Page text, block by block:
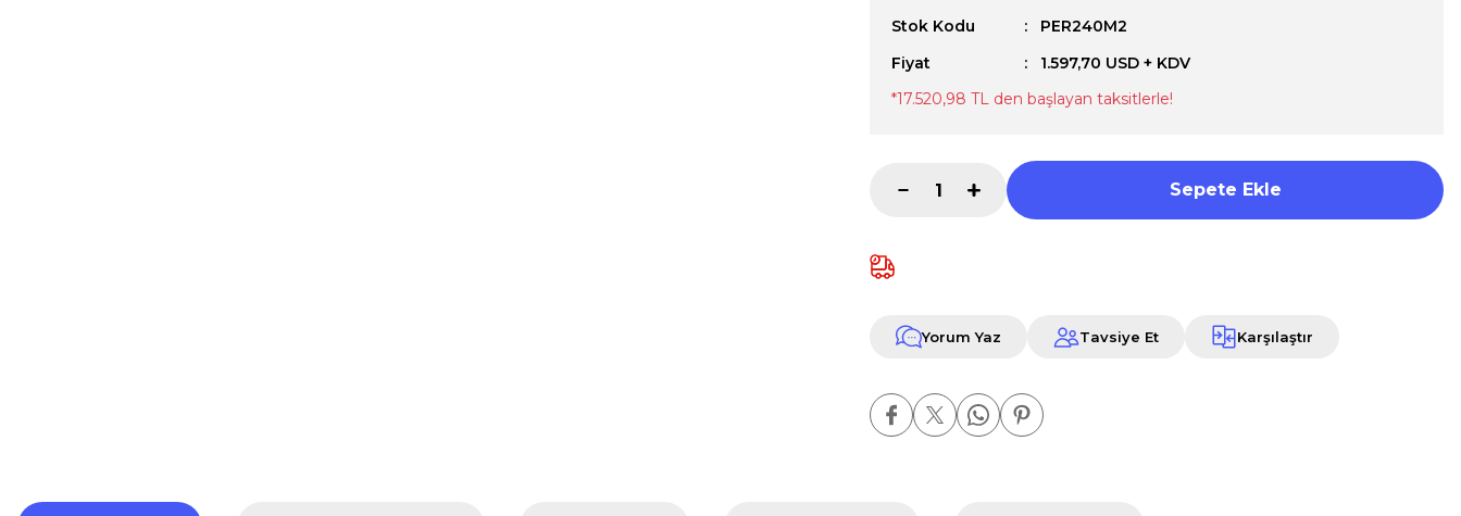
Stok Kodu
PER240M2
Fiyat
1.597,70 USD + KDV
*17.520,98 TL den başlayan taksitlerle!
Sepete Ekle
Yorum Yaz Tavsiye Et Karşılaştır